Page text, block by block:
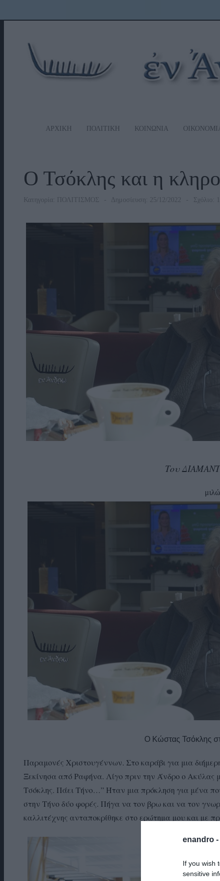
enandro -
If you wish
sensitive
ΑΡΧΙΚΗ ΠΟΛΙΤΙΚΗ ΚΟΙΝΩΝΙΑ
Ο Τσόκλης και η
Κατηγορία: ΠΟΛΙΤΙΣΜΟΣ Δημοσίευση: 25/12/2022 Σχόλιο: 1
Του
Ο Κώστας Τσόκλης
Παραμονές Χριστουγέννων. Στο καράβι για μια
Ξεκίνησα από Ραφήνα. Λίγο πριν την Άνδρο ο Ακύλας
Τσόκλης. Πάει Τήνο…” Ήταν μια πρόκληση για μένα
στην Τήνο δύο φορές. Πήγα να τον βρω και να τον
καλλιτέχνης ανταποκρίθηκε στο ερώτημα μου και με